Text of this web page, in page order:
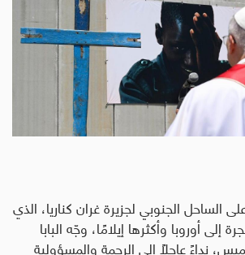
الساحل الجنوبي لجزيرة غران كناريا، الذي
إلى أوروبا وأكثرها إيلامًا، وجّه البابا
نداءً عاجلًا إلى الرحمة والمسؤولية